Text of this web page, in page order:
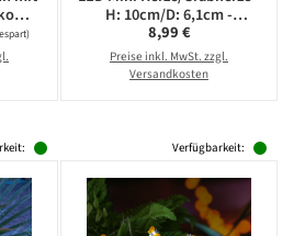
H: 10cm/D: 6,1cm -
Timer/Sensor - für
Innen/Außen - bis 1200h -
weiß
Regulärer Preis:
8,99 €
Preise inkl. MwSt. zzgl.
Versandkosten
Verfügbarkeit: